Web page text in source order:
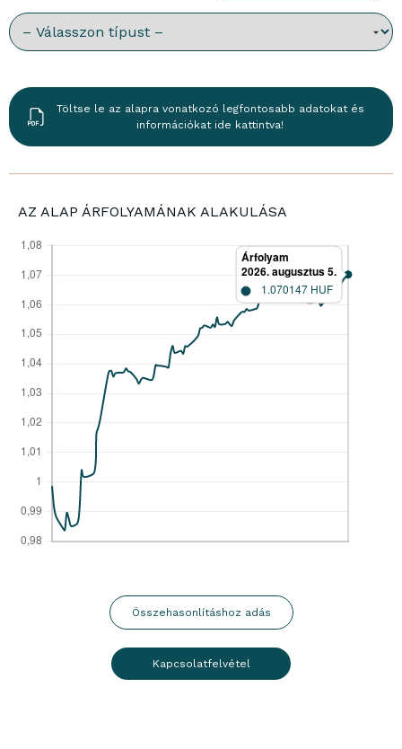
Töltse le az alapra vonatkozó legfontosabb adatokat és
információkat ide kattintva!
AZ ALAP ÁRFOLYAMÁNAK ALAKULÁSA
Összehasonlításhoz adás
Kapcsolatfelvétel